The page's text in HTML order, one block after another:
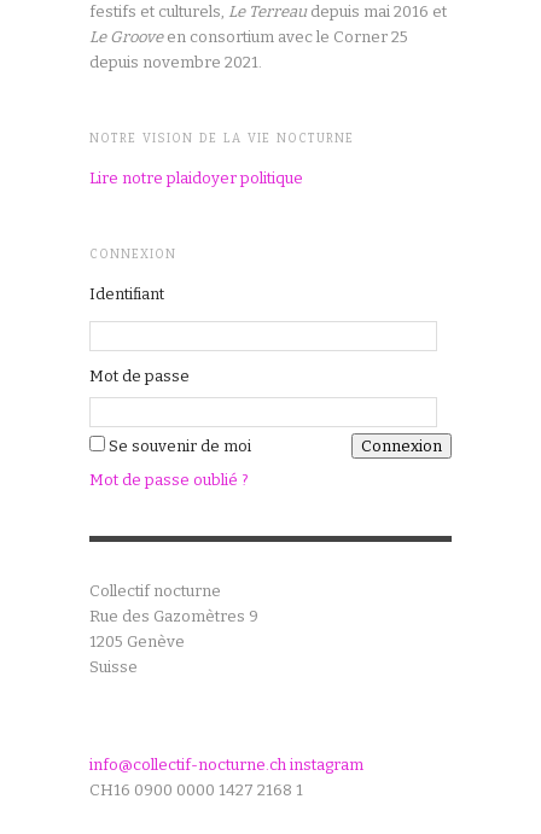
festifs et culturels, Le Terreau depuis mai 2016 et
Le Grooveen consortium avec le Corner 25
depuis novembre 2021.
NOTRE VISION DE LA VIE NOCTURNE
Lire notre plaidoyer politique
CONNEXION
Identifiant
Mot de passe
Se souvenir de moi
Mot de passe oublié ?
Collectif nocturne
Rue des Gazomètres 9
1205 Genève
Suisse
info@collectif-nocturne.ch instagram
CH16 0900 0000 1427 2168 1